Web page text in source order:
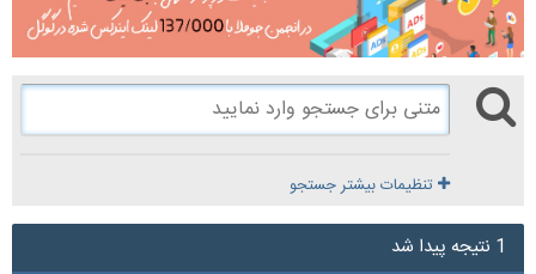
تنظیمات بیشتر جستجو
1 نتیجه پیدا شد